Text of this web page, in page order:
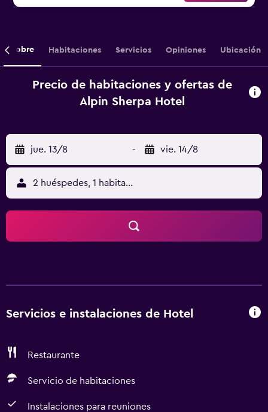
Sobre Habitaciones Servicios Opiniones Ubicación
Precio de habitaciones y ofertas de
Alpin Sherpa Hotel
jue. 13/8 - vie. 14/8
2 huéspedes, 1 habitación
Servicios e instalaciones de Hotel
Restaurante
Servicio de habitaciones
Instalaciones para reuniones